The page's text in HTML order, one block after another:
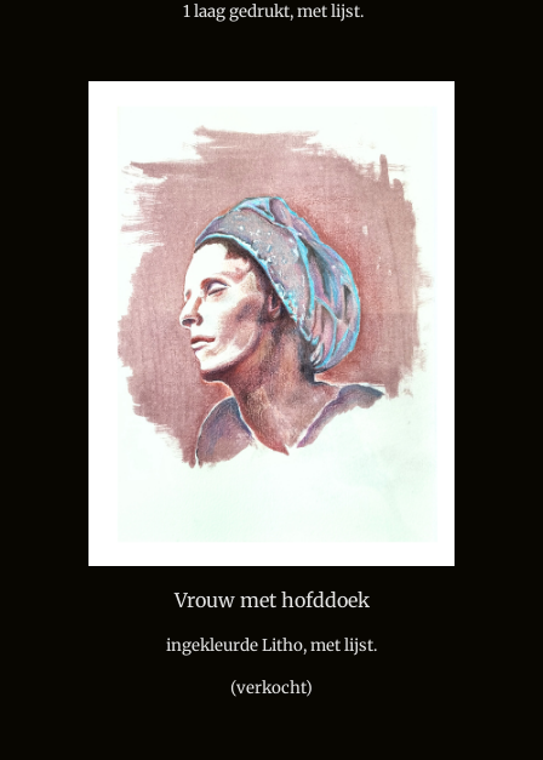
1 laag gedrukt,met lijst.
Vrouw met hofddoek
ingekleurde Litho,met lijst.
(verkocht)